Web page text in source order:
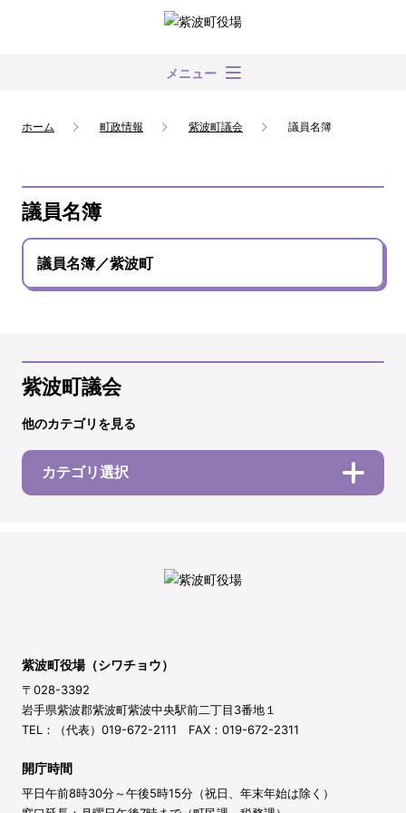
メニュー
ホーム 町政情報 紫波町議会 議員名簿
議員名簿
議員名簿／紫波町
紫波町議会
他のカテゴリを見る
カテゴリ選択
紫波町役場（シワチョウ）
〒028-3392
岩手県紫波郡紫波町紫波中央駅前二丁目3番地１
TEL：（代表）019-672-2111 FAX：019-672-2311
開庁時間
平日午前8時30分～午後5時15分（祝日、年末年始は除く）